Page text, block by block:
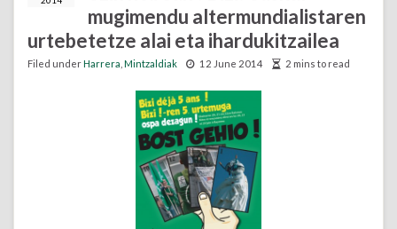
mugimendu altermundialistaren
urtebetetze alai eta ihardukitzailea
Filed underHarrera Mintzaldiak 12 June 2014 2 mins to read